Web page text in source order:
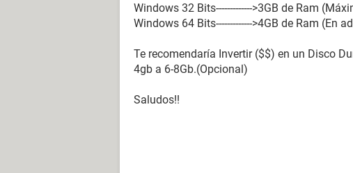
Windows 32 Bits------------->3GB de Ram
Windows 64 Bits------------->4GB de Ram (En
Te recomendaría Invertir ($$) en un Disco
4gb a 6-8Gb.(Opcional)
Saludos!!